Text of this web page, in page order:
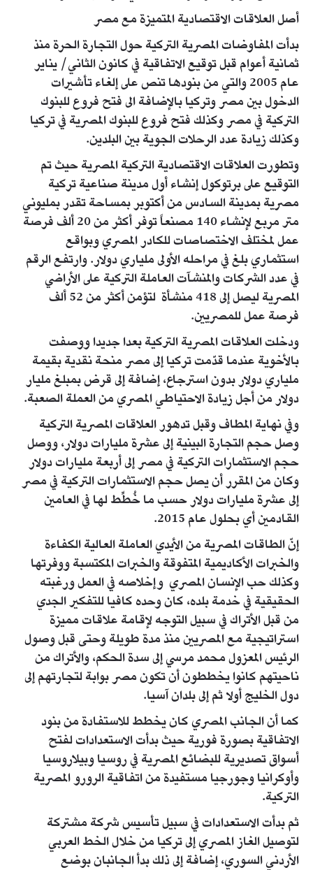
أصل العلاقات الاقتصادية المتميزة مع مصر
بدأت المفاوضات المصرية التركية حول التجارة الحرة منذ
ثمانية أعوام قبل توقيع الاتفاقية في كانون الثاني/ يناير
عام 2005 والتي من بنودها تنص على إلغاء تأشيرات
الدخول بين مصر وتركيا بالإضافة الى فتح فروع للبنوك
التركية في مصر وكذلك فتح فروع للبنوك المصرية في تركيا
وكذلك زيادة عدد الرحلات الجوية بين البلدين.
وتطورت العلاقات الاقتصادية التركية المصرية حيث تم
التوقيع على برتوكول إنشاء أول مدينة صناعية تركية
مصرية بمدينة السادس من أكتوبر بمساحة تقدر بمليوني
متر مربع لإنشاء 140 مصنعاً توفر أكثر من 20 ألف فرصة
عمل لمختلف الاختصاصات للكادر المصري وبواقع
استثماري بلغ في مراحله الأولى ملياري دولار. وارتفع الرقم
في عدد الشركات والمنشآت العاملة التركية على الأراضي
المصرية ليصل إلى 418 منشأة لتؤمن أكثر من 52 ألف
فرصة عمل للمصريين.
ودخلت العلاقات المصرية التركية بعدا جديدا ووصفت
بالأخوية عندما قدّمت تركيا إلى مصر منحة نقدية بقيمة
ملياري دولار بدون استرجاع، إضافة إلى قرض بمبلغ مليار
دولار من أجل زيادة الاحتياطي المصري من العملة الصعبة.
وفي نهاية المطاف وقبل تدهور العلاقات المصرية التركية
وصل حجم التجارة البينية إلى عشرة مليارات دولار، ووصل
حجم الاستثمارات التركية في مصر إلى أربعة مليارات دولار
وكان من المقرر أن يصل حجم الاستثمارات التركية في مصر
إلى عشرة مليارات دولار حسب ما خُطِّط لها في العامين
القادمين أي بحلول عام 2015.
إنّ الطاقات المصرية من الأيدي العاملة العالية الكفاءة
والخبرات الأكاديمية المتفوقة والخبرات المكتسبة ووفرتها
وكذلك حب الإنسان المصري وإخلاصه في العمل ورغبته
الحقيقية في خدمة بلده، كان وحده كافيا للتفكير الجدي
من قبل الأتراك في سبيل التوجه لإقامة علاقات مميزة
استراتيجية مع المصريين منذ مدة طويلة وحتى قبل وصول
الرئيس المعزول محمد مرسي إلى سدة الحكم، والأتراك من
ناحيتهم كانوا يخططون أن تكون مصر بوابة لتجارتهم إلى
دول الخليج أولا ثم إلى بلدان آسيا.
كما أن الجانب المصري كان يخطط للاستفادة من بنود
الاتفاقية بصورة فورية حيث بدأت الاستعدادات لفتح
أسواق تصديرية للبضائع المصرية في روسيا وبيلاروسيا
وأوكرانيا وجورجيا مستفيدة من اتفاقية الرورو المصرية
التركية.
ثم بدأت الاستعدادات في سبيل تأسيس شركة مشتركة
لتوصيل الغاز المصري إلى تركيا من خلال الخط العربي
الأردني السوري، إضافة إلى ذلك بدأ الجانبان بوضع